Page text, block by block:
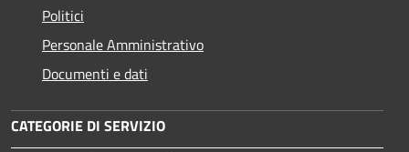
Politici
Personale Amministrativo
Documenti e dati
CATEGORIE DI SERVIZIO